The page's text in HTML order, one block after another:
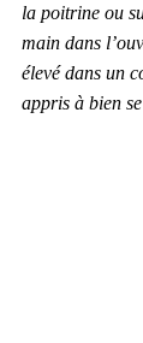
la poitrine ou
main dans
élevé dans un
appris à bien